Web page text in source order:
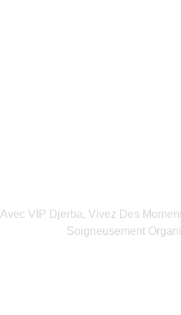
Avec VIP Djerba, Vivez Des
Soigneusement